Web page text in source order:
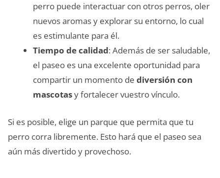
perro puede interactuar con otros perros, oler
nuevos aromas y explorar su entorno, lo cual
es estimulante para él.
Tiempo de calidad: Además de ser saludable,
el paseo es una excelente oportunidad para
compartir un momento de diversión con
mascotasy fortalecer vuestro vínculo.
Si es posible, elige un parque que permita que tu
perro corra libremente. Esto hará que el paseo sea
aún más divertido y provechoso.